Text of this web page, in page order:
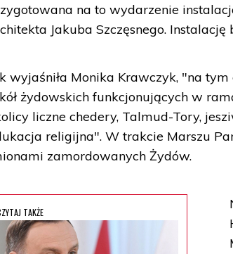
na to wydarzenie
Jakuba Szczęsnego.
wyjaśniła Monika Krawczyk, "na
żydowskich funkcjonujących w
liczne chedery, Talmud-Tory,
religijna". W trakcie Marszu
zamordowanych Żydów.
TAKŻE